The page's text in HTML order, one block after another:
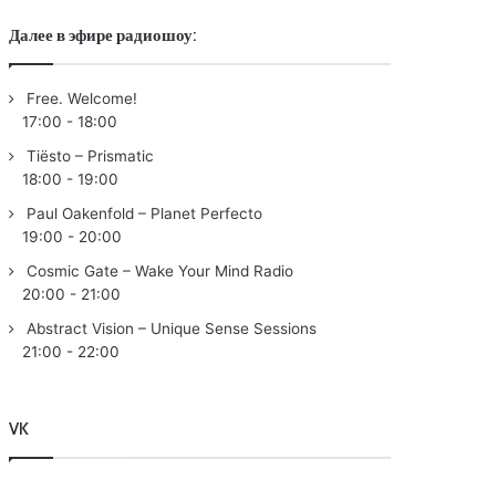
Далее в эфире радиошоу:
Free. Welcome!
17:00 -18:00
Tiësto – Prismatic
18:00 -19:00
Paul Oakenfold – Planet Perfecto
19:00 - 20:00
Cosmic Gate – Wake Your Mind Radio
20:00 - 21:00
Abstract Vision – Unique Sense Sessions
21:00 - 22:00
VK